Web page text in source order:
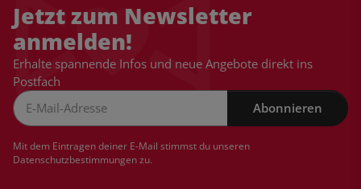
Jetzt zum Newsletter
anmelden!
Erhalte spannende Infos und neue Angebote direkt ins
Postfach
Abonnieren
Mit dem Eintragen deiner E-Mail stimmst du unseren
Datenschutzbestimmungenzu.